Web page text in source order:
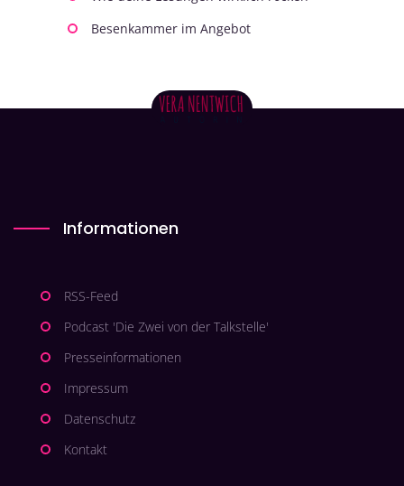
Besenkammer im Angebot
Informationen
RSS-Feed
Podcast 'Die Zwei von der Talkstelle'
Presseinformationen
Impressum
Datenschutz
Kontakt